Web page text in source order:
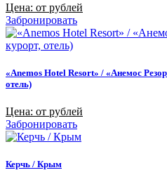
Цена: от рублей
Забронировать
«Anemos Hotel Resort» / «Анемос
отель)
Цена: от рублей
Забронировать
Керчь / Крым